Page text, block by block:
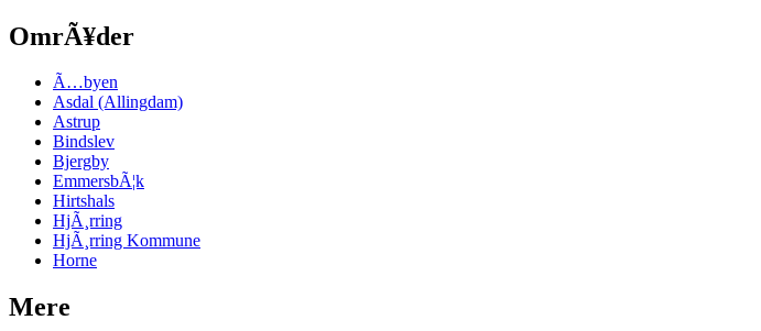
OmrÃ¥der
Ã…byen
Asdal (Allingdam)
Astrup
Bindslev
Bjergby
EmmersbÃ¦k
Hirtshals
HjÃ¸rring
HjÃ¸rring Kommune
Horne
Mere